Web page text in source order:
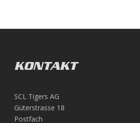
KONTAKT
SCL Tigers AG
Güterstrasse 18
Postfach